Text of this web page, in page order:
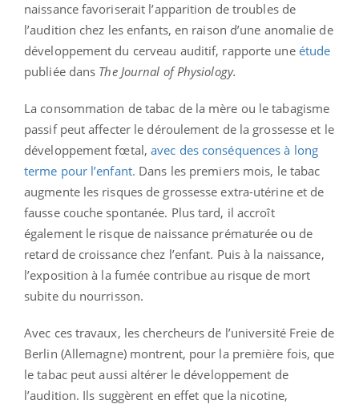
naissance favoriserait l’apparition de troubles de
l’audition chez les enfants, en raison d’une anomalie de
développement du cerveau auditif, rapporte une étude
publiée dans The Journal of Physiology.
La consommation de tabac de la mère ou le tabagisme
passif peut affecter le déroulement de la grossesse et le
développement fœtal,avec des conséquences à long
terme pour l’enfant. Dans les premiers mois, le tabac
augmente les risques de grossesse extra-utérine et de
fausse couche spontanée. Plus tard, il accroît
également le risque de naissance prématurée ou de
retard de croissance chez l’enfant. Puis à la naissance,
l’exposition à la fumée contribue au risque de mort
subite du nourrisson.
Avec ces travaux, les chercheurs de l’université Freie de
Berlin (Allemagne) montrent, pour la première fois, que
le tabac peut aussi altérer le développement de
l’audition. Ils suggèrent en effet que la nicotine,